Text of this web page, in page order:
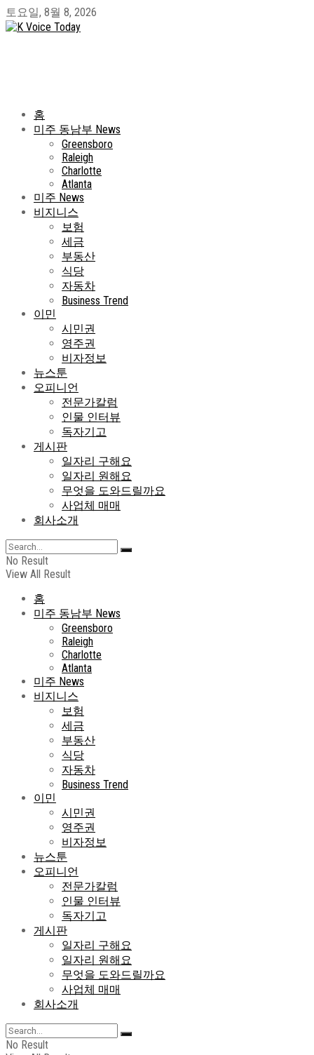
토요일, 8월 8, 2026
홈
미주 동남부 News
Greensboro
Raleigh
Charlotte
Atlanta
미주 News
비지니스
보험
세금
부동산
식당
자동차
Business Trend
이민
시민권
영주권
비자정보
뉴스툰
오피니언
전문가칼럼
인물 인터뷰
독자기고
게시판
일자리 구해요
일자리 원해요
무엇을 도와드릴까요
사업체 매매
회사소개
No Result
View All Result
홈
미주 동남부 News
Greensboro
Raleigh
Charlotte
Atlanta
미주 News
비지니스
보험
세금
부동산
식당
자동차
Business Trend
이민
시민권
영주권
비자정보
뉴스툰
오피니언
전문가칼럼
인물 인터뷰
독자기고
게시판
일자리 구해요
일자리 원해요
무엇을 도와드릴까요
사업체 매매
회사소개
No Result